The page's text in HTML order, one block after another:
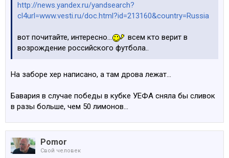
http://news.yandex.ru/yandsearch?
cl4url=www.vesti.ru/doc.html?id=213160&country=Russia
вот почитайте, интересно...
всем кто верит в
возрождение российского футбола..
На заборе хер написано, а там дрова лежат...
Бавария в случае победы в кубке УЕФА сняла бы сливок
в разы больше, чем 50 лимонов...
Pomor
Свой человек